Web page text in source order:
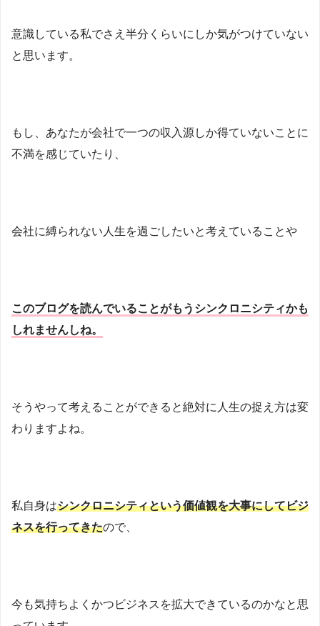
意識している私でさえ半分くらいにしか気がつけていない
と思います。
もし、あなたが会社で一つの収入源しか得ていないことに
不満を感じていたり、
会社に縛られない人生を過ごしたいと考えていることや
このブログを読んでいることがもうシンクロニシティかも
しれませんしね。
そうやって考えることができると絶対に人生の捉え方は変
わりますよね。
私自身はシンクロニシティという価値観を大事にしてビジ
ネスを行ってきたので、
今も気持ちよくかつビジネスを拡大できているのかなと思